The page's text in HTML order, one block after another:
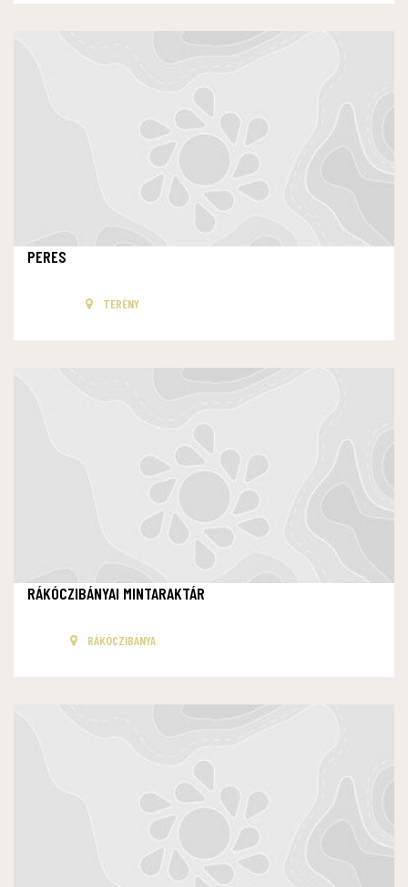
PERES
TERÉNY
RÁKÓCZIBÁNYAI MINTARAKTÁR
RÁKÓCZIBÁNYA